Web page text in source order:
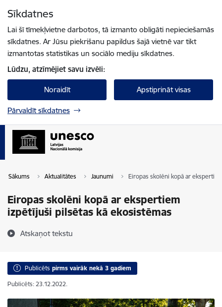
Sīkdatnes
Lai šī tīmekļvietne darbotos, tā izmanto obligāti nepieciešamās
sīkdatnes. Ar Jūsu piekrišanu papildus šajā vietnē var tikt
izmantotas statistikas un sociālo mediju sīkdatnes.
Lūdzu, atzīmējiet savu izvēli:
Noraidīt Apstiprināt visas
Pārvaldīt sīkdatnes
Sākums Aktualitātes Jaunumi Eiropas skolēni kopā ar
Eiropas skolēni kopā ar ekspertiem
izpētījuši pilsētas kā ekosistēmas
Atskaņot tekstu
Publicēts pirms vairāk nekā 3 gadiem
Publicēts: 23.12.2022.